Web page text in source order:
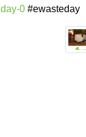
day-0 #ewasteday